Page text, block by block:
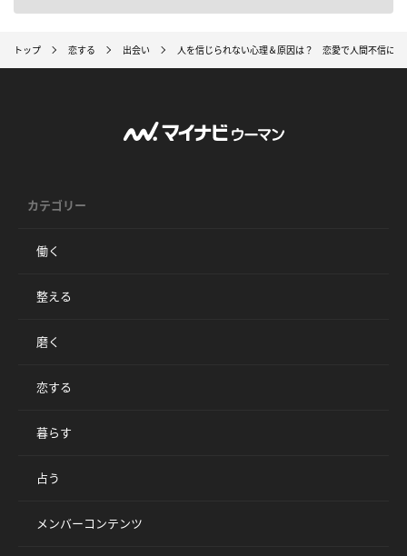
トップ 恋する 出会い 人を信じられない心理＆原因は？ 恋愛で人間不信にな
カテゴリー
働く
整える
磨く
恋する
暮らす
占う
メンバーコンテンツ